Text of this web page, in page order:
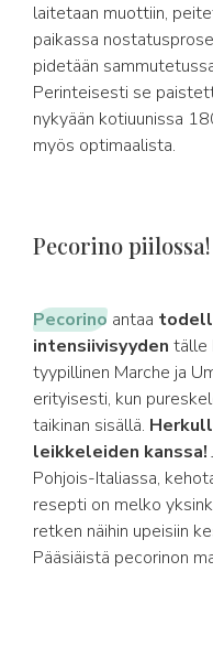
laitetaan muottiin,
paikassa
pidetään
Perinteisesti se
nykyään kotiuunissa
myös optimaalista.
Pecorino piilossa!
Pecorino antaa
intensiivisyyden tälle
tyypillinen Marche ja
erityisesti, kun
taikinan sisällä.
leikkeleiden kanssa!
Pohjois-Italiassa,
resepti on melko
retken näihin upeisiin
Pääsiäistä pecorinon